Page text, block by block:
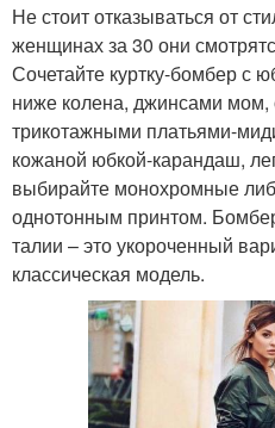
Не стоит отказываться от
женщинах за 30 они
Сочетайте куртку-бомбер с
ниже колена, джинсами
трикотажными платьями-
кожаной юбкой-карандаш,
выбирайте монохромные
однотонным принтом.
талии – это укороченный
классическая модель.